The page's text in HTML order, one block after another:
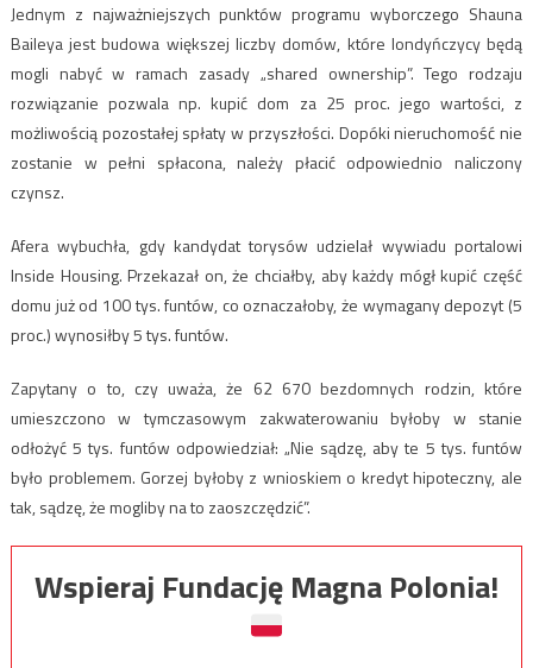
Jednym z najważniejszych punktów programu wyborczego Shauna
Baileya jest budowa większej liczby domów, które londyńczycy będą
mogli nabyć w ramach zasady „shared ownership”. Tego rodzaju
rozwiązanie pozwala np. kupić dom za 25 proc. jego wartości, z
możliwością pozostałej spłaty w przyszłości. Dopóki nieruchomość nie
zostanie w pełni spłacona, należy płacić odpowiednio naliczony
czynsz.
Afera wybuchła, gdy kandydat torysów udzielał wywiadu portalowi
Inside Housing. Przekazał on, że chciałby, aby każdy mógł kupić część
domu już od 100 tys. funtów, co oznaczałoby, że wymagany depozyt (5
proc.) wynosiłby 5 tys. funtów.
Zapytany o to, czy uważa, że 62 670 bezdomnych rodzin, które
umieszczono w tymczasowym zakwaterowaniu byłoby w stanie
odłożyć 5 tys. funtów odpowiedział: „Nie sądzę, aby te 5 tys. funtów
było problemem. Gorzej byłoby z wnioskiem o kredyt hipoteczny, ale
tak, sądzę, że mogliby na to zaoszczędzić”.
Wspieraj Fundację Magna Polonia!